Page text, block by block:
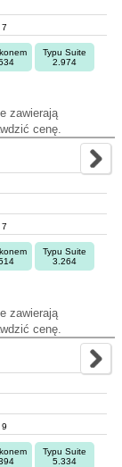
7
Typu Suite
2.974
zawierają
cenę.
7
Typu Suite
3.264
zawierają
cenę.
9
Typu Suite
5.334